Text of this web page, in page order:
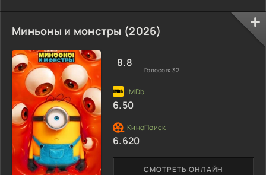
делают вид, что у них всё хорошо, она втайне плетёт
интриги, чтобы развести их в разные стороны. Однако с
каждым новым шагом её коварного замысла становится
всё менее понятно, кому на самом деле нужны перемены.
Решится ли она на
Миньоны и монстры (2026)
СМОТРЕТЬ ОНЛАЙН
8.8
Голосов: 32
6.50
6.620